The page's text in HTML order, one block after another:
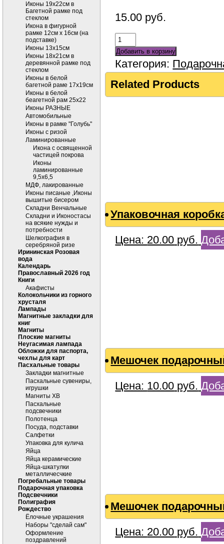
Иконы 19х22см в
Багетной рамке под
стеклом
Икона в фигурной
рамке 12см х 16см (на
подставке)
Иконы 13х15см
Иконы 18х21см в
деревянной рамке под
стеклом
Иконы в белой
багетной раме 17х19см
Иконы в белой
беагетной рам 25х22
Иконы РАЗНЫЕ
Автомобильные
Иконы в рамке "Голубь"
Иконы с ризой
Ламинированные
Икона с освященной
частицей покрова
Иконы
ламинированные
9,5х6,5
МДФ, лакированные
Иконы писаные ,Иконы
вышитые бисером
Складни Венчальные
Складни и Иконостасы
на всякие нужды и
потребности
Шелкография в
серебряной ризе
Ирининская Розовая
вода
Календарь
Православный 2026 год
Книги
Акафисты
Колокольчики из горного
хрусталя
Лампады
Магнитные закладки для
книг
Магниты
Плоские магниты
Неугасимая лампада
Обложки для паспорта,
чехлы для карт
Пасхальные товары
Закладки магнитные
Пасхальные сувениры,
игрушки
Магниты ХВ
Пасхальные
подсвечники
Полотенца
Посуда, подставки
Салфетки
Упаковка для кулича
Яйца
Яйца керамические
Яйца-шкатулки
металличесчкие
Погребальные товары
Подарочная упаковка
Подсвечники
Полиграфия
Рождество
Ёлочные украшения
Наборы "сделай сам"
Оформление
поздравлений
15.00 руб.
Добавить в корзину
Категория:
Related Products
Упаковочная
Цена: 20.00 руб.
Мешочек
Цена: 10.00 руб.
Мешочек
Цена: 20.00 руб.